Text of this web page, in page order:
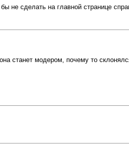
не сделать на главной странице
станет модером, почему то